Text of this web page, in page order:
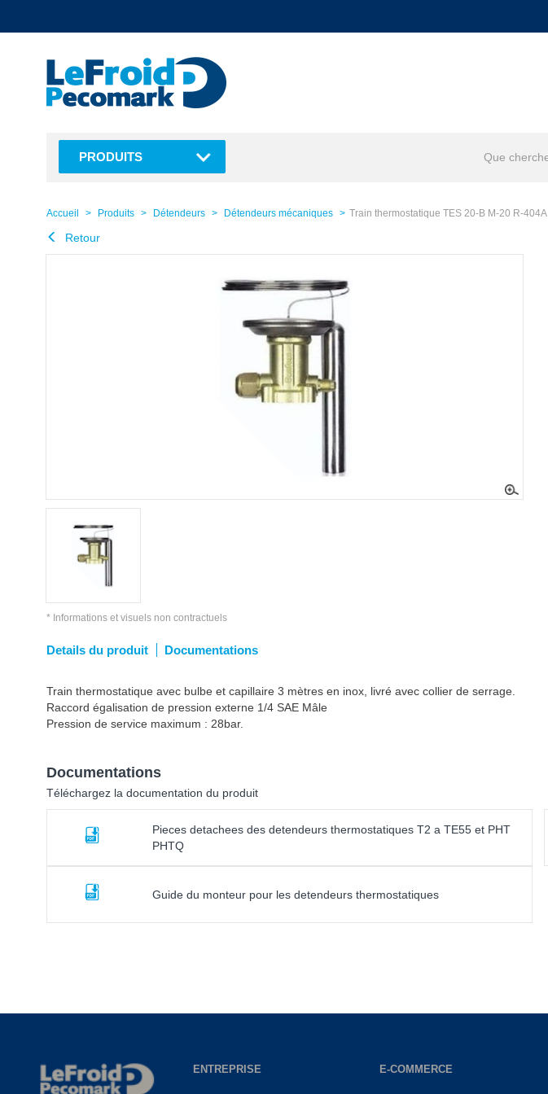
PRODUITS
Accueil Produits Détendeurs Détendeurs mécaniques Train thermostatique TES 20-B M-20 R-404A
Retour
* Informations et visuels non contractuels
Details du produit Documentations
Train thermostatique avec bulbe et capillaire 3 mètres en inox, livré avec collier de serrage.
Raccord égalisation de pression externe 1/4 SAE Mâle
Pression de service maximum : 28bar.
Documentations
Téléchargez la documentation du produit
Pieces detachees des detendeurs thermostatiques T2 a TE55 et PHT
PHTQ
Guide du monteur pour les detendeurs thermostatiques
ENTREPRISE E-COMMERCE